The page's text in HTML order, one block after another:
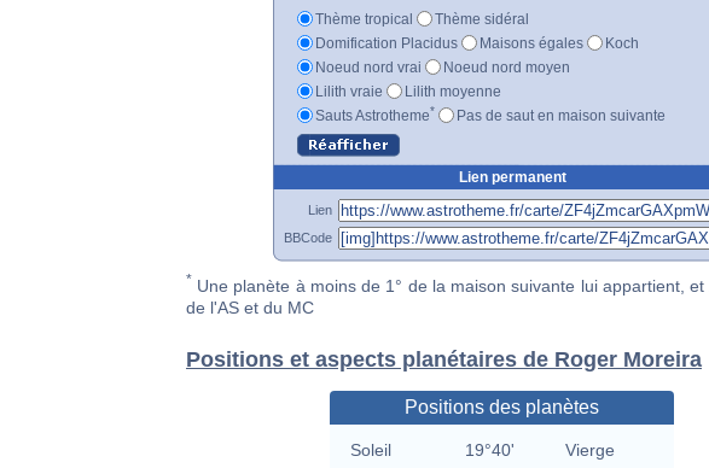
Thème tropical
Thème sidéral
Domification Placidus
Maisons égales
Koch
Noeud nord vrai
Noeud nord moyen
Lilith vraie
Lilith moyenne
Sauts Astrotheme* Pas de saut en maison suivante
Lien permanent
Lien
BBCode
* Une planète à moins de 1° de la maison suivante lui appartient, et
de l'AS et du MC
Positions et aspects planétaires de Roger Moreira
Positions des planètes
Soleil 19°40'
Vierge